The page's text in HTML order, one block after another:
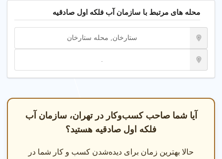
محله های مرتبط با سازمان آب فلکه اول صادقیه
ستارخان, محله ستارخان
.
آیا شما صاحب کسب‌وکار در تهران، سازمان آب
فلکه اول صادقیه هستید؟
حالا بهترین زمان برای دیده‌شدن کسب و کار شما در